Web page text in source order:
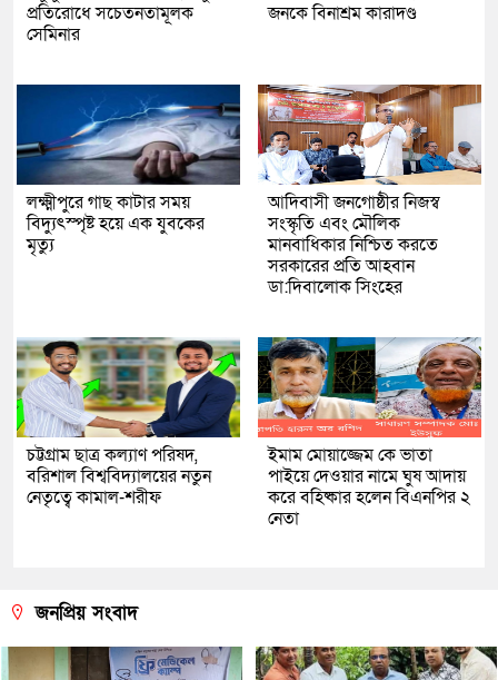
প্রতিরোধে সচেতনতামূলক
সেমিনার
জনকে বিনাশ্রম কারাদণ্ড
লক্ষ্মীপুরে গাছ কাটার সময়
বিদ্যুৎস্পৃষ্ট হয়ে এক যুবকের
মৃত্যু
আদিবাসী জনগোষ্ঠীর নিজস্ব
সংস্কৃতি এবং মৌলিক
মানবাধিকার নিশ্চিত করতে
সরকারের প্রতি আহবান
ডা:দিবালোক সিংহের
চট্টগ্রাম ছাত্র কল্যাণ পরিষদ,
বরিশাল বিশ্ববিদ্যালয়ের নতুন
নেতৃত্বে কামাল-শরীফ
ইমাম মোয়াজ্জেম কে ভাতা
পাইয়ে দেওয়ার নামে ঘুষ আদায়
করে বহিষ্কার হলেন বিএনপির ২
নেতা
জনপ্রিয় সংবাদ